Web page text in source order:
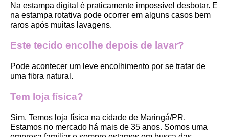
Na estampa digital é praticamente impossível desbotar. E
na estampa rotativa pode ocorrer em alguns casos bem
raros após muitas lavagens.
Este tecido encolhe depois de lavar?
Pode acontecer um leve encolhimento por se tratar de
uma fibra natural.
Tem loja física?
Sim. Temos loja física na cidade de Maringá/PR.
Estamos no mercado há mais de 35 anos. Somos uma